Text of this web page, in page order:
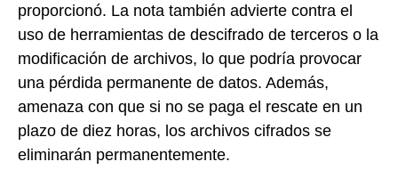
proporcionó. La nota también advierte contra el
uso de herramientas de descifrado de terceros o la
modificación de archivos, lo que podría provocar
una pérdida permanente de datos. Además,
amenaza con que si no se paga el rescate en un
plazo de diez horas, los archivos cifrados se
eliminarán permanentemente.